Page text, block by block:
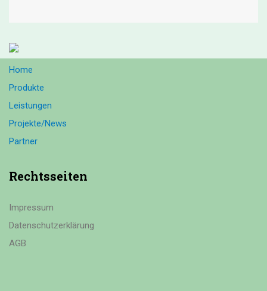
Home
Produkte
Leistungen
Projekte/News
Partner
Rechtsseiten
Impressum
Datenschutzerklärung
AGB